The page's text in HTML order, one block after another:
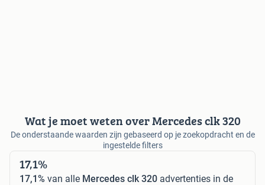
Wat je moet weten over Mercedes clk 320
De onderstaande waarden zijn gebaseerd op je zoekopdracht en de
ingestelde filters
17,1%
17,1% van alle Mercedes clk 320 advertenties in de